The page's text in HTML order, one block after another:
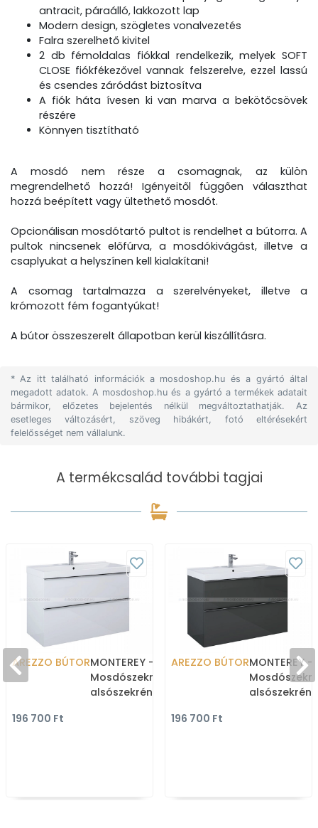
antracit, páraálló, lakkozott lap
Modern design, szögletes vonalvezetés
Falra szerelhető kivitel
2 db fémoldalas fiókkal rendelkezik, melyek SOFT
CLOSE fiókfékezővel vannak felszerelve, ezzel lassú
és csendes záródást biztosítva
A fiók háta ívesen ki van marva a bekötőcsövek
részére
Könnyen tisztítható
A mosdó nem része a csomagnak, az külön
megrendelhető hozzá! Igényeitől függően választhat
hozzá beépített vagy ültethető mosdót.
Opcionálisan mosdótartó pultot is rendelhet a bútorra. A
pultok nincsenek előfúrva, a mosdókivágást, illetve a
csaplyukat a helyszínen kell kialakítani!
A csomag tartalmazza a szerelvényeket, illetve a
krómozott fém fogantyúkat!
A bútor összeszerelt állapotban kerül kiszállításra.
* Az itt található információk a mosdoshop.hu és a gyártó által
megadott adatok. A mosdoshop.hu és a gyártó a termékek adatait
bármikor, előzetes bejelentés nélkül megváltoztathatják. Az
esetleges változásért, szöveg hibákért, fotó eltérésekért
felelősséget nem vállalunk.
A termékcsalád további tagjai
AREZZO BÚTORMONTEREY -
Mosdószekrény,
alsószekrény 2 fiókkal -
magasfényű fehér
196 700 Ft
AREZZO BÚTORMONTEREY -
196 700 Ft